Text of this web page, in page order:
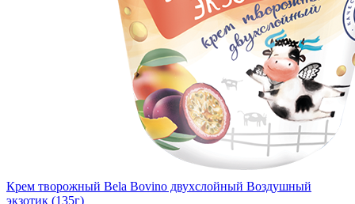
Крем творожный Bela Bovino двухслойный Воздушный
экзотик (135г)